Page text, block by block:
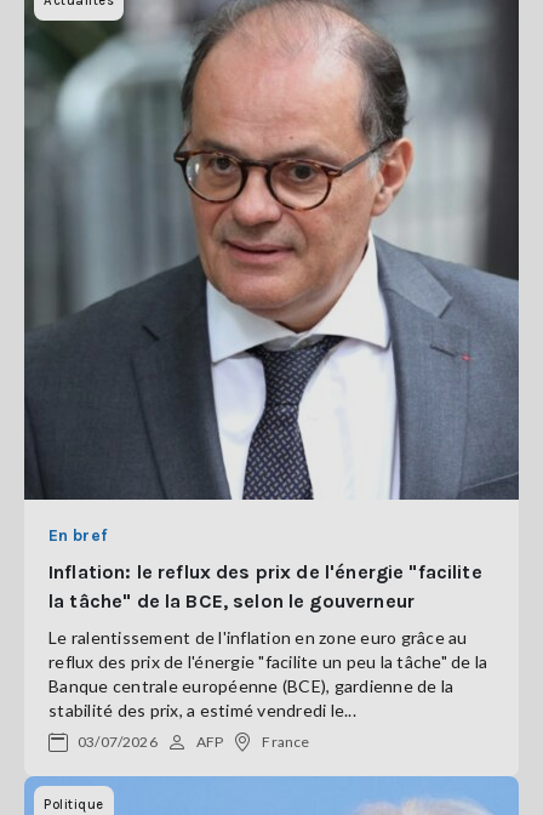
En bref
Inflation: le reflux des prix de l'énergie "facilite
la tâche" de la BCE, selon le gouverneur
Le ralentissement de l'inflation en zone euro grâce au
reflux des prix de l'énergie "facilite un peu la tâche" de la
Banque centrale européenne (BCE), gardienne de la
stabilité des prix, a estimé vendredi le...
03/07/2026 AFP France
Politique